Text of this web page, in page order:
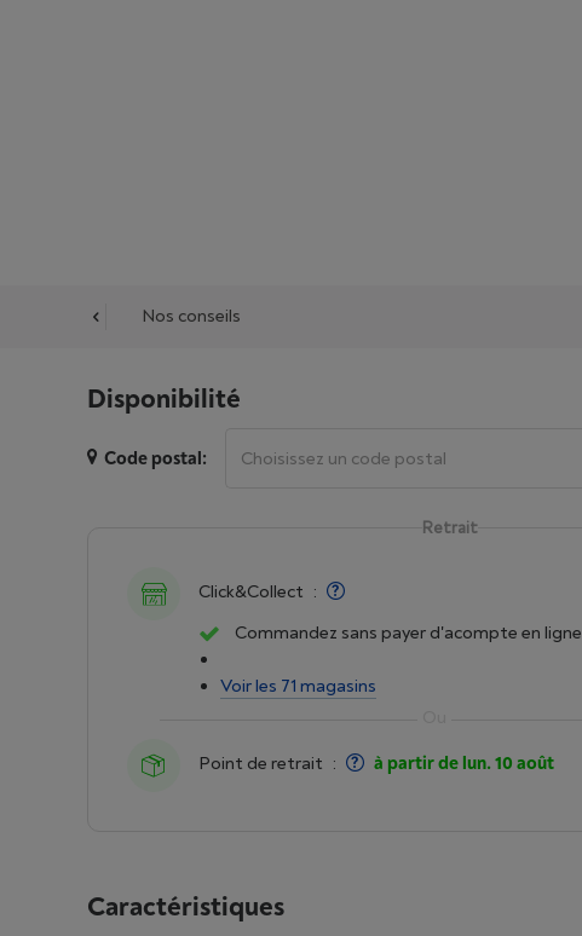
Nos conseils
Disponibilité
Code postal:
Retrait
Click&Collect :
Commandez sans payer d'acompte en ligne
Voir les 71 magasins
Point de retrait : à partir de lun. 10 août
Caractéristiques